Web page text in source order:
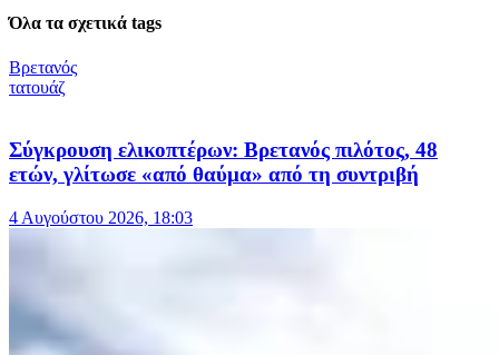
Όλα τα σχετικά tags
Βρετανός
τατουάζ
Σύγκρουση ελικοπτέρων: Βρετανός πιλότος, 48
ετών, γλίτωσε «από θαύμα» από τη συντριβή
4 Αυγούστου 2026, 18:03